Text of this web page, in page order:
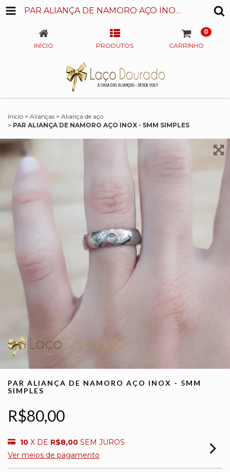
PAR ALIANÇA DE NAMORO AÇO INOX - 5MM SIMPLES
INÍCIO PRODUTOS CARRINHO
0
Início > Alianças > Aliança de aço
> PAR ALIANÇA DE NAMORO AÇO INOX - 5MM SIMPLES
PAR ALIANÇA DE NAMORO AÇO INOX - 5MM
SIMPLES
R$80,00
10 X DE R$8,00 SEM JUROS
Ver meios de pagamento